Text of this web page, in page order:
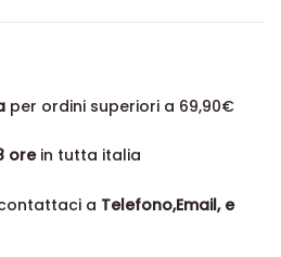
per ordini superiori a 69,90€
orein tutta italia
a Telefono,Email, e